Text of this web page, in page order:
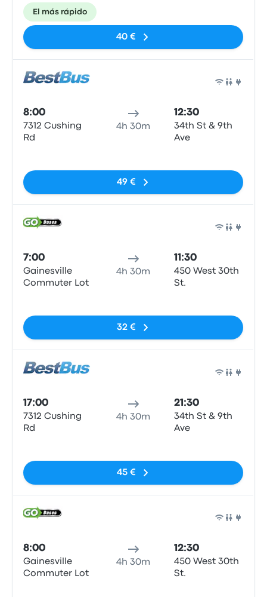
El más rápido
40 €
8:00
7312 Cushing
Rd
4h 30m
12:30
34th St & 9th
Ave
49 €
7:00
Gainesville
Commuter Lot
4h 30m
11:30
450 West 30th
St.
32 €
17:00
7312 Cushing
Rd
4h 30m
21:30
34th St & 9th
Ave
45 €
8:00
Gainesville
Commuter Lot
4h 30m
12:30
450 West 30th
St.